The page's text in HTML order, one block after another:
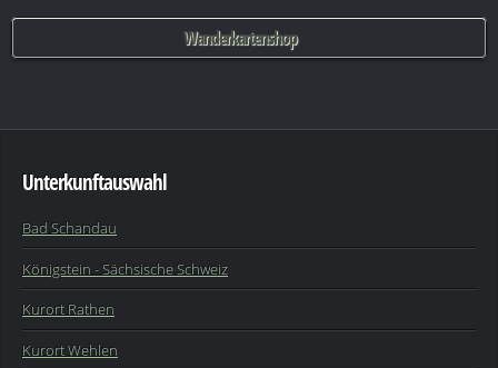
Wanderkartenshop
Unterkunftauswahl
Bad Schandau
Königstein - Sächsische Schweiz
Kurort Rathen
Kurort Wehlen